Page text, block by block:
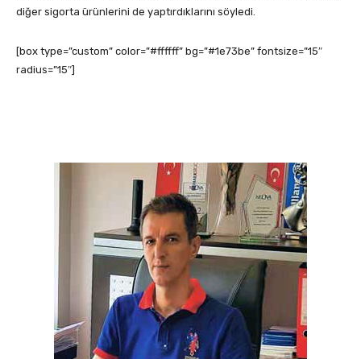
diğer sigorta ürünlerini de yaptırdıklarını söyledi.
[box type=”custom” color=”#ffffff” bg=”#1e73be” fontsize=”15″
radius=”15″]